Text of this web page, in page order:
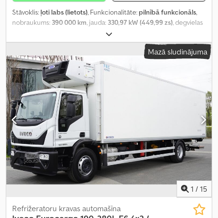
Stāvoklis: ļoti labs (lietots), Funkcionalitāte: pilnībā funkcionāls,
nobraukums: 390 000 km, jauda: 330,97 kW (449,99 zs), degvielas
, tukšais svars:
kravnesība:13 190 kg, kopējais svars:26 000 kg, asu konfigurācija:
, vadītāja kabīne:dienas
kabīne, pārnesuma veids:mehānisks
Ražošanas gads:2009 , Aprīkojums:
AdBlue, Tahogrāfs,
diferenciāļa bloķētājs, gaisa kondicionēšana, kruīza kontrole
Mazā sludinājuma
1 / 15
Refrižeratoru kravas automašīna